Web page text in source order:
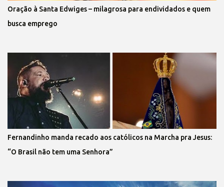
Oração à Santa Edwiges – milagrosa para endividados e quem
busca emprego
Fernandinho manda recado aos católicos na Marcha pra Jesus:
“O Brasil não tem uma Senhora”